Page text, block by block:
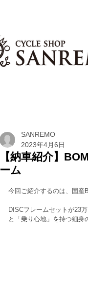
【納車紹介】
ーム
SANREMO
2023年4月6日
今回ご紹介するのは、国産
DISCフレームセットが23
と「乗り心地」を持つ細身